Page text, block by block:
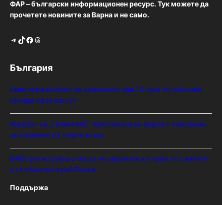
ФАР – български информационен ресурс. Тук можете да
прочетете новините за Варна и не само.
Telegram TikTok Facebook Threads
България
Нови ограничения за камионите над 12 тона по ключови
пътища през август
Корабът на „Грийнпийс“ пристигна във Варна с кампания
за опазване на Черно море
БАБХ регистрира огнище на африканска чума по свинете
в стопанство край Варна
Поддържа